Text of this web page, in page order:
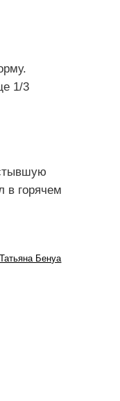
1/3
в горячем
Татьяна Бенуа